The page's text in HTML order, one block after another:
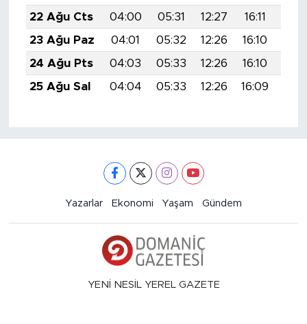
22 Ağu Cts
04:00 05:31 12:27 16:11
23 Ağu Paz
04:01 05:32 12:26 16:10
24 Ağu Pts
04:03 05:33 12:26 16:10
25 Ağu Sal
04:04 05:33 12:26 16:09
Yazarlar Ekonomi Yaşam Gündem
YENİ NESİL YEREL GAZETE